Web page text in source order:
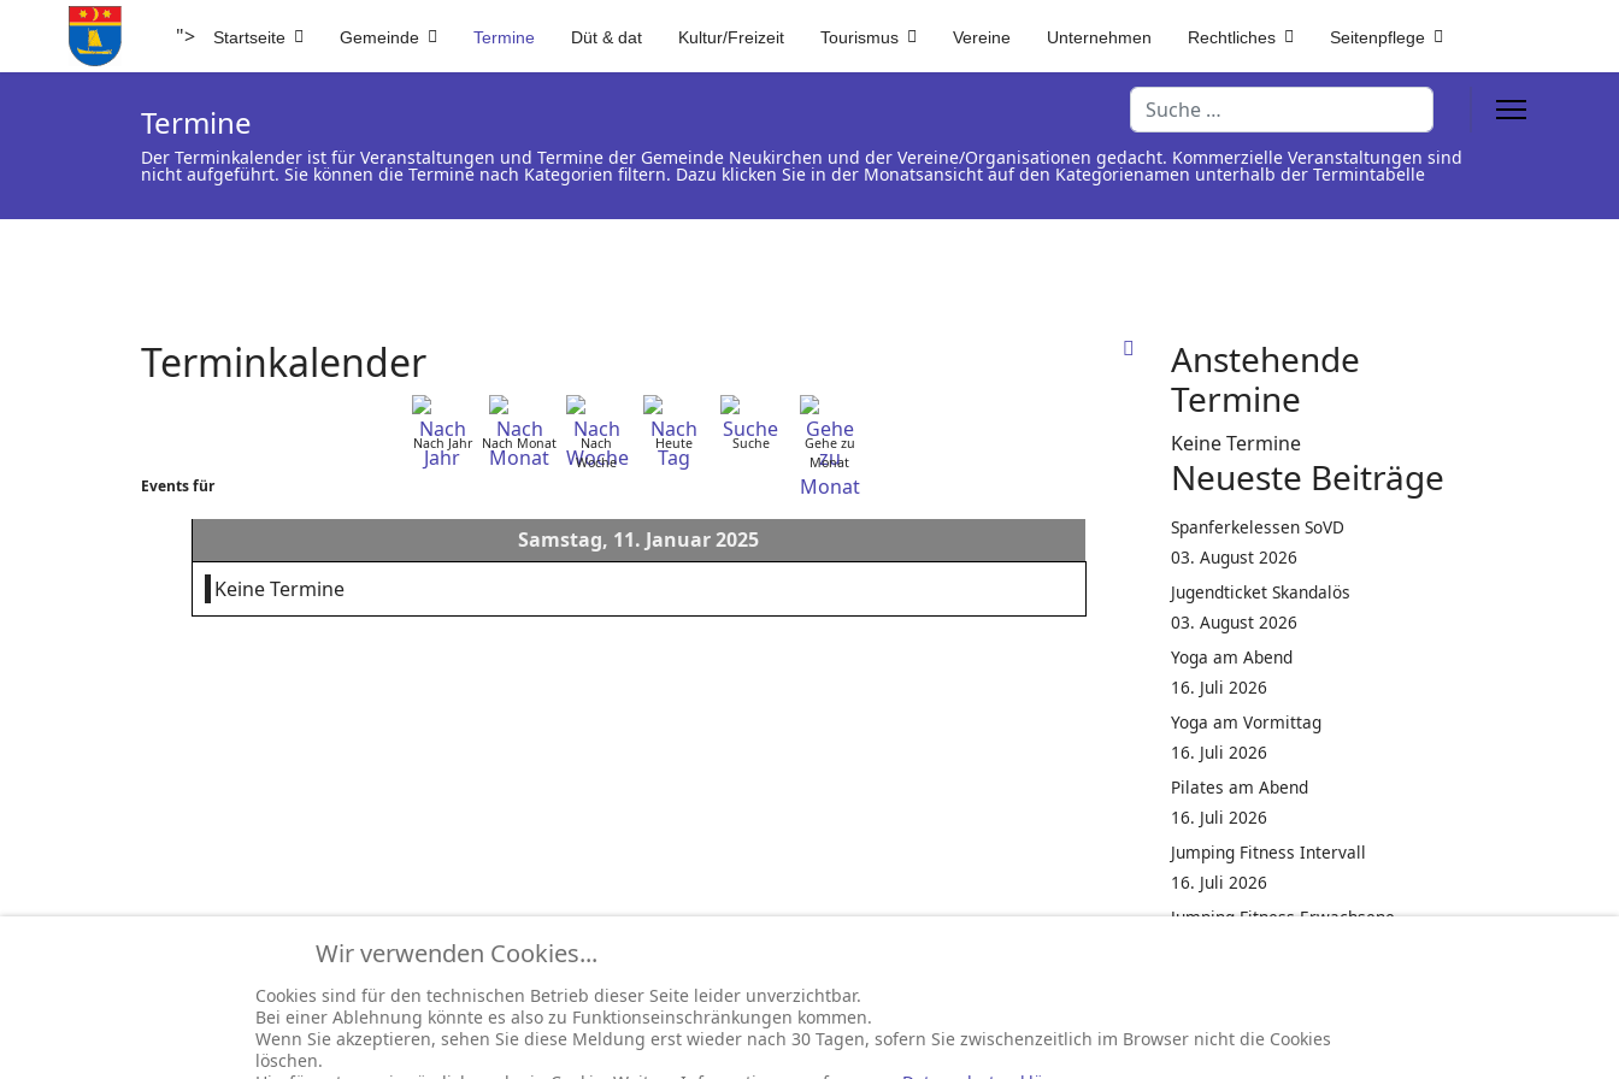
"> Startseite Gemeinde Termine Düt & dat Kultur/Freizeit Tourismus Vereine Unternehmen Rechtliches Seitenpflege
Suchen
Termine
Der Terminkalender ist für Veranstaltungen und Termine der Gemeinde Neukirchen und der Vereine/Organisationen gedacht. Kommerzielle Veranstaltungen sind
nicht aufgeführt. Sie können die Termine nach Kategorien filtern. Dazu klicken Sie in der Monatsansicht auf den Kategorienamen unterhalb der Termintabelle
Terminkalender
Nach Jahr Nach Monat
Nach
Woche
Heute Suche
Gehe zu
Monat
Events für
Samstag, 11. Januar 2025
Keine Termine
Anstehende
Termine
Keine Termine
Neueste Beiträge
Spanferkelessen SoVD
03. August 2026
Jugendticket Skandalös
03. August 2026
Yoga am Abend
16. Juli 2026
Yoga am Vormittag
16. Juli 2026
Pilates am Abend
16. Juli 2026
Jumping Fitness Intervall
16. Juli 2026
Jumping Fitness Erwachsene
Wir verwenden Cookies...
Cookies sind für den technischen Betrieb dieser Seite leider unverzichtbar.
Bei einer Ablehnung könnte es also zu Funktionseinschränkungen kommen.
Wenn Sie akzeptieren, sehen Sie diese Meldung erst wieder nach 30 Tagen, sofern Sie zwischenzeitlich im Browser nicht die Cookies
löschen.